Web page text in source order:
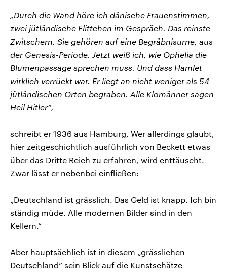
„Durch die Wand höre ich dänische Frauenstimmen,
zwei jütländische Flittchen im Gespräch. Das reinste
Zwitschern. Sie gehören auf eine Begräbnisurne, aus
der Genesis-Periode. Jetzt weiß ich, wie Ophelia die
Blumenpassage sprechen muss. Und dass Hamlet
wirklich verrückt war. Er liegt an nicht weniger als 54
jütländischen Orten begraben. Alle Klomänner sagen
Heil Hitler“,
schreibt er 1936 aus Hamburg, Wer allerdings glaubt,
hier zeitgeschichtlich ausführlich von Beckett etwas
über das Dritte Reich zu erfahren, wird enttäuscht.
Zwar lässt er nebenbei einfließen:
„Deutschland ist grässlich. Das Geld ist knapp. Ich bin
ständig müde. Alle modernen Bilder sind in den
Kellern.“
Aber hauptsächlich ist in diesem „grässlichen
Deutschland“ sein Blick auf die Kunstschätze